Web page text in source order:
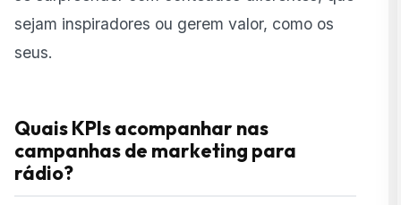
sejam inspiradores ou gerem valor, como os
seus.
Quais KPIs acompanhar nas
campanhas de marketing para
rádio?